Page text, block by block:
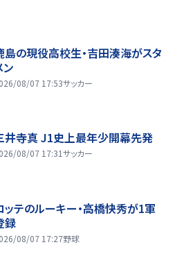
島の現役高校生・吉田湊海がスタ
ン
08/07 17:53サッカー
井寺真 J1史上最年少開幕先発
08/07 17:31サッカー
ッテのルーキー・高橋快秀が1軍
録
08/07 17:27野球